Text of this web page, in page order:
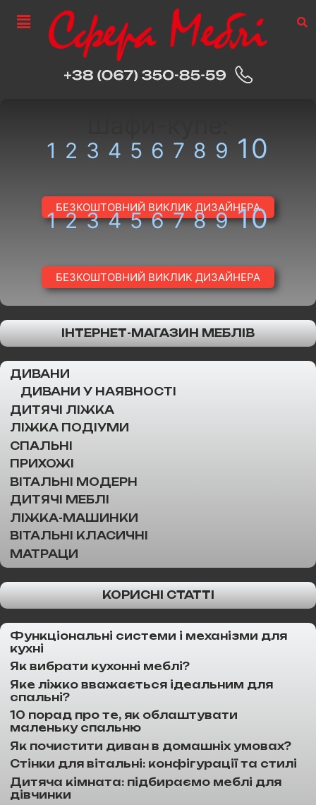
1 2 3 4 5 6 7 8 9 10
БЕЗКОШТОВНИЙ ВИКЛИК ДИЗАЙНЕРА
1 2 3 4 5 6 7 8 9 10
БЕЗКОШТОВНИЙ ВИКЛИК ДИЗАЙНЕРА
ІНТЕРНЕТ-МАГАЗИН МЕБЛІВ
ДИВАНИ
ДИВАНИ У НАЯВНОСТІ
ДИТЯЧІ ЛІЖКА
ЛІЖКА ПОДІУМИ
СПАЛЬНІ
ПРИХОЖІ
ВІТАЛЬНІ МОДЕРН
ДИТЯЧІ МЕБЛІ
ЛІЖКА-МАШИНКИ
ВІТАЛЬНІ КЛАСИЧНІ
МАТРАЦИ
КОРИСНІ СТАТТІ
Функціональні системи і механізми для
кухні
Як вибрати кухонні меблі?
Яке ліжко вважається ідеальним для
спальні?
10 порад про те, як облаштувати
маленьку спальню
Як почистити диван в домашніх умовах?
Стінки для вітальні: конфігурації та стилі
Дитяча кімната: підбираємо меблі для
дівчинки